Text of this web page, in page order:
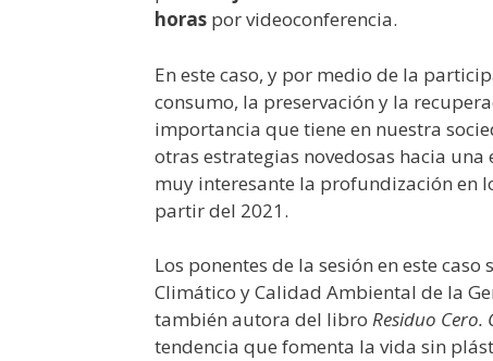
horas por videoconferencia.
En este caso, y por medio de la
consumo, la preservación y la
importancia que tiene en nuestra
otras estrategias novedosas hacia
muy interesante la profundización en
partir del 2021.
Los ponentes de la sesión en este caso
Climático y Calidad Ambiental de la
también autora del libro Residuo Cero.
tendencia que fomenta la vida sin